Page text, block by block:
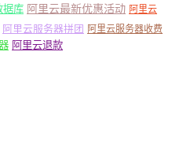
据库 阿里云最新优惠活动 阿里云
阿里云服务器拼团 阿里云服务器收费
阿里云退款